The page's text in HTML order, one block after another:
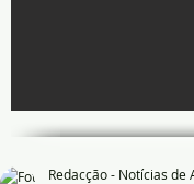
Redacção - Notícias de